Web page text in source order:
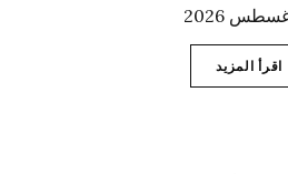
اقرأ المزيد